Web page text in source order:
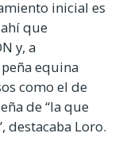
inicial es
que
y, a
equina
como el de
de “la que
destacaba Loro.